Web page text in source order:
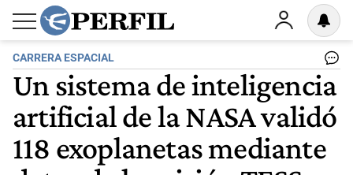
CARRERA ESPACIAL
Un sistema de inteligencia
artificial de la NASA validó
118 exoplanetas mediante